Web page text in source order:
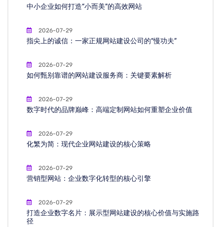
中小企业如何打造“小而美”的高效网站
2026-07-29
指尖上的诚信：一家正规网站建设公司的“慢功夫”
2026-07-29
如何甄别靠谱的网站建设服务商：关键要素解析
2026-07-29
数字时代的品牌巅峰：高端定制网站如何重塑企业价值
2026-07-29
化繁为简：现代企业网站建设的核心策略
2026-07-29
营销型网站：企业数字化转型的核心引擎
2026-07-29
打造企业数字名片：展示型网站建设的核心价值与实施路
径